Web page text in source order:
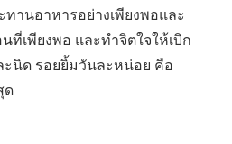
านอาหารอย่างเพียงพอและ
ที่เพียงพอ และทำจิตใจให้เบิก
ะนิด รอยยิ้มวันละหน่อย คือ
ด